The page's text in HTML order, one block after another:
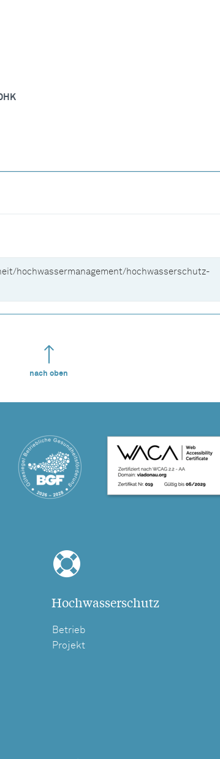
hochwassermanagement/hochwasserschutz-
nach oben
Hochwasserschutz
Betrieb
Projekt